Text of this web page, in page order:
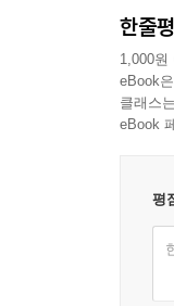
한줄평
1,000원
eBook
클래스
eBook
평